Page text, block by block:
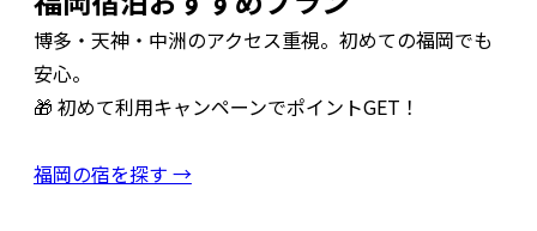
博多・天神・中洲のアクセス重視。初めての福岡でも
安心。
🎁 初めて利用キャンペーンでポイントGET！
福岡の宿を探す →